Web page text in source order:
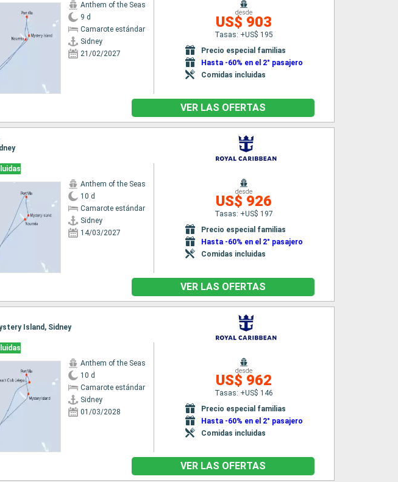
Anthem of the Seas
9 d
Camarote estándar
Sidney
21/02/2027
desde
US$ 903
Tasas: +US$ 195
Precio especial familias
Hasta -60% en el 2° pasajero
Comidas incluidas
VER LAS OFERTAS
Anthem of the Seas
10 d
Camarote estándar
Sidney
14/03/2027
desde
US$ 926
Tasas: +US$ 197
Precio especial familias
Hasta -60% en el 2° pasajero
Comidas incluidas
VER LAS OFERTAS
Island, Sidney
Anthem of the Seas
10 d
Camarote estándar
Sidney
01/03/2028
desde
US$ 962
Tasas: +US$ 146
Precio especial familias
Hasta -60% en el 2° pasajero
Comidas incluidas
VER LAS OFERTAS